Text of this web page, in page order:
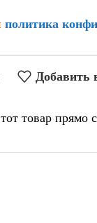
политика
Добавить
товар прямо